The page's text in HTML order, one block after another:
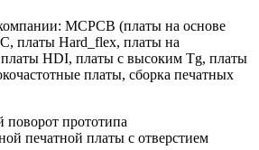
MCPCB (платы на основе
платы Hard_flex, платы на
платы HDI, платы с высоким Tg, платы
платы, сборка печатных